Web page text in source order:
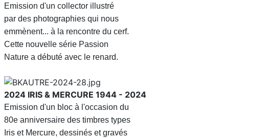
Emission d'un collector illustré
par des photographies qui nous
emmènent... à la rencontre du cerf.
Cette nouvelle série Passion
Nature a débuté avec le renard.
2024 IRIS & MERCURE 1944 - 2024
Emission d'un bloc à l'occasion du
80e anniversaire des timbres types
Iris et Mercure, dessinés et gravés